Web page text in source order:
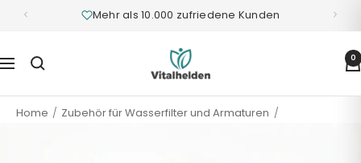
Mehr als 10.000 zufriedene Kunden
Navigation
Vitalhelden.de 0
Home
Zubehör für Wasserfilter und Armaturen